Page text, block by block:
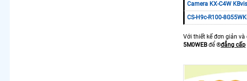
Camera KX-C4W
CS-H9c-R100-
Với thiết kế đơn giản và
5M0WEBđể ®️đẳng cấp